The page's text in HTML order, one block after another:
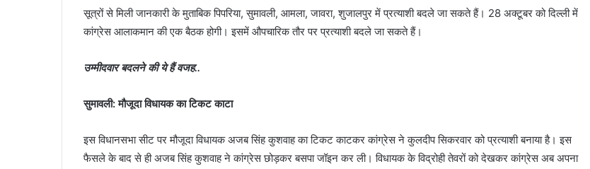
सूत्रों से मिली जानकारी के मुताबिक पिपरिया, सुमावली, आमला, जावरा, शुजालपुर में प्रत्याशी बदले जा सकते हैं। 28 अक्टूबर को दिल्ली में
कांग्रेस आलाकमान की एक बैठक होगी। इसमें औपचारिक तौर पर प्रत्याशी बदले जा सकते हैं।
उम्मीदवार बदलने की ये हैं वजह..
सुमावली: मौजूदा विधायक का टिकट काटा
इस विधानसभा सीट पर मौजूदा विधायक अजब सिंह कुशवाह का टिकट काटकर कांग्रेस ने कुलदीप सिकरवार को प्रत्याशी बनाया है। इस
फैसले के बाद से ही अजब सिंह कुशवाह ने कांग्रेस छोड़कर बसपा जॉइन कर ली। विधायक के विद्रोही तेवरों को देखकर कांग्रेस अब अपना